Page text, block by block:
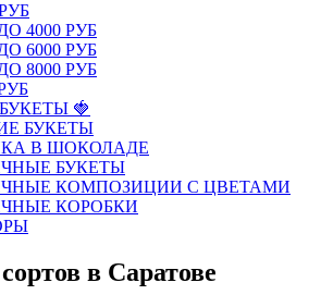
4000 РУБ
6000 РУБ
8000 РУБ
🍓
БУКЕТЫ
В ШОКОЛАДЕ
БУКЕТЫ
КОМПОЗИЦИИ С ЦВЕТАМИ
КОРОБКИ
в Саратове